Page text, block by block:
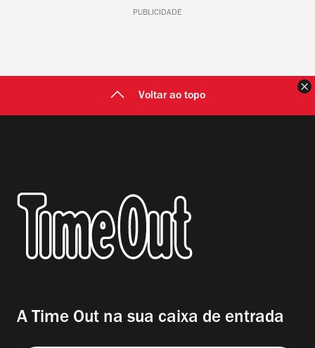
PUBLICIDADE
Voltar ao topo
A Time Out na sua caixa de entrada